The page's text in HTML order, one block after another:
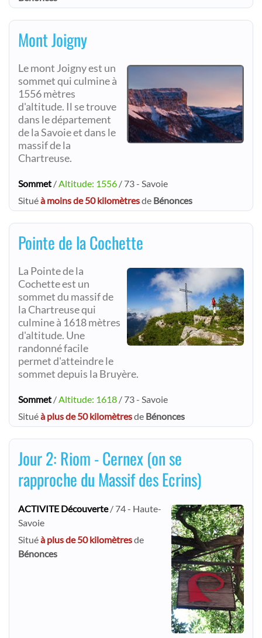
Mont Joigny
Le mont Joigny est un
sommet qui culmine à
1556 mètres
d'altitude. Il se trouve
dans le département
de la Savoie et dans le
massif de la
Chartreuse.
Sommet / Altitude: 1556 / 73 - Savoie
Situéà moins de 50 kilomètresde Bénonces
Pointe de la Cochette
La Pointe de la
Cochette est un
sommet du massif de
la Chartreuse qui
culmine à 1618 mètres
d'altitude. Une
randonné facile
permet d'atteindre le
sommet depuis la Bruyère.
Sommet / Altitude: 1618 / 73 - Savoie
Situéà plus de 50 kilomètresde Bénonces
Jour 2: Riom - Cernex (on se
rapproche du Massif des Ecrins)
ACTIVITE Découverte/ 74 - Haute-
Savoie
Situéà plus de 50 kilomètresde
Bénonces